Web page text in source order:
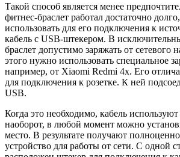
Такой способ является менее
фитнес-браслет работал достаточно
использовать для его подключения к
кабель с USB-штекером. В
браслет допустимо заряжать от сетевого
этого нужно использовать специальное
например, от Xiaomi Redmi 4x. Его
для подключения к розетке. К ней
USB.
Когда это необходимо, кабель
наоборот, в любой момент можно
место. В результате получают
устройство для работы от сети. С одной